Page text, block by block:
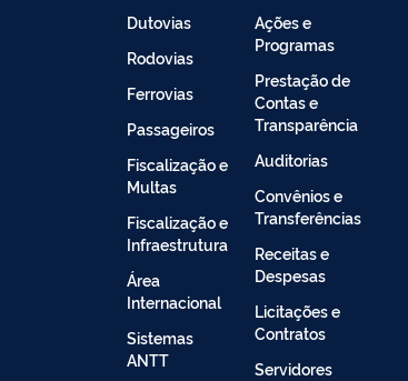
Dutovias
Rodovias
Ferrovias
Passageiros
Fiscalização e
Multas
Fiscalização e
Infraestrutura
Área
Internacional
Sistemas
ANTT
Ações e
Programas
Prestação de
Contas e
Transparência
Auditorias
Convênios e
Transferências
Receitas e
Despesas
Licitações e
Contratos
Servidores